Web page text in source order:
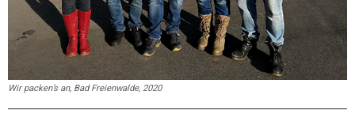
Wir packen’s an, Bad Freienwalde, 2020